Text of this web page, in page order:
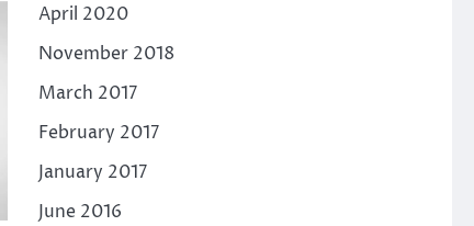
April 2020
November 2018
March 2017
February 2017
January 2017
June 2016